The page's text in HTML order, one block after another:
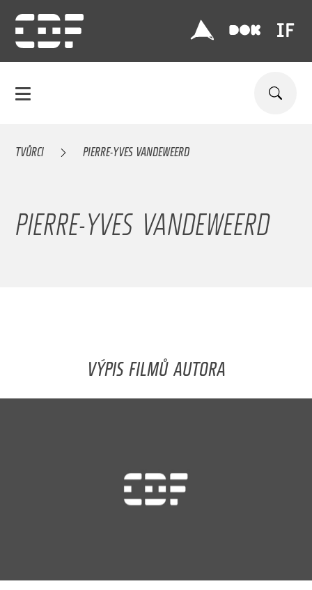
TVŮRCI PIERRE-YVES VANDEWEERD
PIERRE-YVES VANDEWEERD
VÝPIS FILMŮ AUTORA